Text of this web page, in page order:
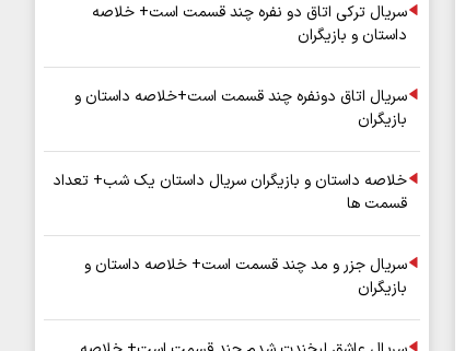
سریال ترکی اتاق دو نفره چند قسمت است+ خلاصه
داستان و بازیگران
سریال اتاق دونفره چند قسمت است+خلاصه داستان و
بازیگران
خلاصه داستان و بازیگران سریال داستان یک شب+ تعداد
قسمت ها
سریال جزر و مد چند قسمت است+ خلاصه داستان و
بازیگران